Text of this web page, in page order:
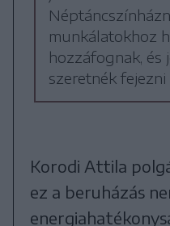
munkálatokhoz
hozzáfognak, és
szeretnék
Korodi Attila
ez a beruházás